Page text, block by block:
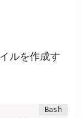
ルを作成す